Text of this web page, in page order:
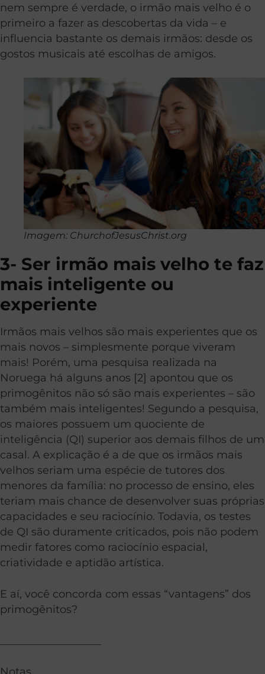
nem sempre é verdade, o irmão mais velho é o
primeiro a fazer as descobertas da vida – e
influencia bastante os demais irmãos: desde os
gostos musicais até escolhas de amigos.
Imagem: ChurchofJesusChrist.org
3- Ser irmão mais velho te faz
mais inteligente ou
experiente
Irmãos mais velhos são mais experientes que os
mais novos – simplesmente porque viveram
mais! Porém, uma pesquisa realizada na
Noruega há alguns anos [2] apontou que os
primogênitos não só são mais experientes – são
também mais inteligentes! Segundo a pesquisa,
os maiores possuem um quociente de
inteligência (QI) superior aos demais filhos de um
casal. A explicação é a de que os irmãos mais
velhos seriam uma espécie de tutores dos
menores da família: no processo de ensino, eles
teriam mais chance de desenvolver suas próprias
capacidades e seu raciocínio. Todavia, os testes
de QI são duramente criticados, pois não podem
medir fatores como raciocínio espacial,
criatividade e aptidão artística.
E aí, você concorda com essas “vantagens” dos
primogênitos?